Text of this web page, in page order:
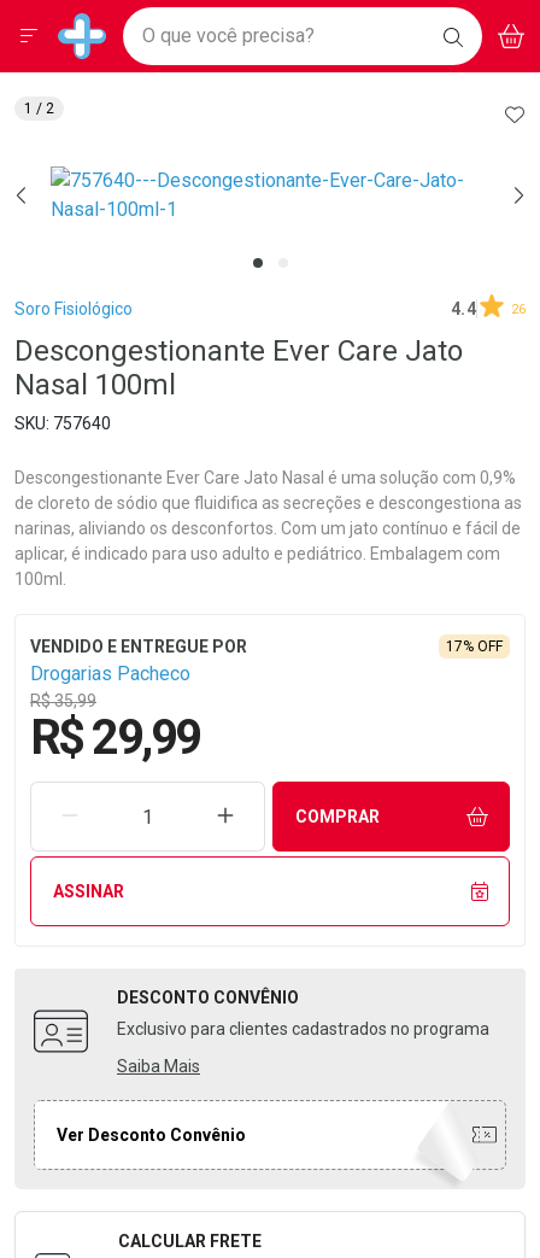
Drogarias Pacheco
Baixe nosso APP e aproveite Ofertas Exclusivas!
BAIXE
O APP
Ir direto para a home
pela página
Ir direto para o conteúdo
Ir direto para a busca
Ir direto para a conta
Ir direto para a notificações
Ir direto para o carrinho
Ir direto para o menu
Faça a sua busca
O que você precisa? BUSCAR
Menu
Breadcrumb
Soro Fisiológico 4.4 26
Descongestionante Ever Care Jato
Nasal 100ml
757640
Descongestionante Ever Care Jato Nasal é uma solução com 0,9%
de cloreto de sódio que fluidifica as secreções e descongestiona as
narinas, aliviando os desconfortos. Com um jato contínuo e fácil de
aplicar, é indicado para uso adulto e pediátrico. Embalagem com
100ml.
Drogarias Pacheco
R$ 35,99
17% OFF
R$ 29,99
REMOVER UMA UNIDADEAUMENTAR UMA UNIDADE
COMPRAR
ASSINAR
DESCONTO CONVÊNIO
Exclusivo para clientes cadastrados no programa
Saiba Mais
Ver Desconto Convênio
Formulário para Calcular o Frete
CALCULAR FRETE
1 / 2